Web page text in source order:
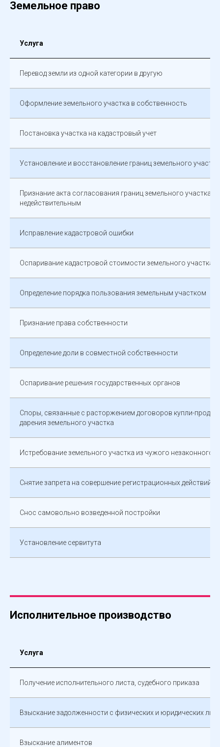
Земельное право
Услуга
Перевод земли из одной категории в другую
Оформление земельного участка в собственность
Постановка участка на кадастровый учет
Установление и восстановление границ земельного участка
Признание акта согласования границ земельного участка
недействительным
Исправление кадастровой ошибки
Оспаривание кадастровой стоимости земельного участка
Определение порядка пользования земельным участком
Признание права собственности
Определение доли в совместной собственности
Оспаривание решения государственных органов
Споры, связанные с расторжением договоров купли-
дарения земельного участка
Истребование земельного участка из чужого незаконного
Снятие запрета на совершение регистрационных действий
Снос самовольно возведенной постройки
Установление сервитута
Исполнительное производство
Услуга
Получение исполнительного листа, судебного приказа
Взыскание задолженности с физических и юридических лиц
Взыскание алиментов